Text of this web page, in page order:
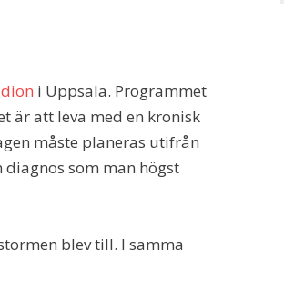
i Uppsala. Programmet
är att leva med en kronisk
måste planeras utifrån
som man högst
blev till. I samma